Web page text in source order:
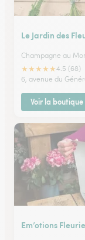
Le Jardin des
Champagne au
★★★★★4.5 (68)
6, avenue du
Voir la boutique
Em’otions